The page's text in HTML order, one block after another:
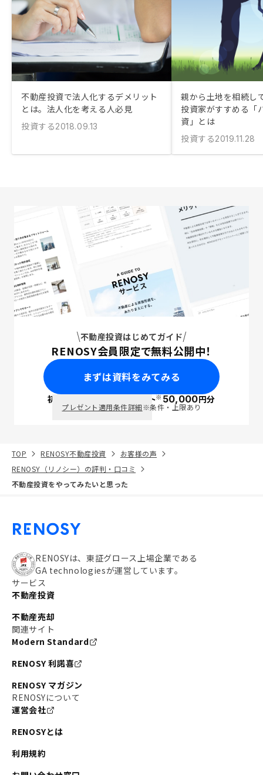
不動産投資で法人化するデメリット
とは。法人化を考える人必見
投資する2018.09.13
親から土地を相続し
投資家がすすめる「
資」とは
投資する2019.11.28
不動産投資はじめてガイド
RENOSY会員限定で無料公開中！
まずは資料をみてみる
初回面談で ポイント※50,000円分
プレゼント適用条件詳細※条件・上限あり
TOP RENOSY不動産投資
お客様の声
RENOSY（リノシー）の評判・口コミ
不動産投資をやってみたいと思った
RENOSYは、東証グロース上場企業である
GA technologiesが運営しています。
サービス
不動産投資
不動産売却
関連サイト
Modern Standard
RENOSY 利諾喜
RENOSY マガジン
RENOSYについて
運営会社
RENOSYとは
利用規約